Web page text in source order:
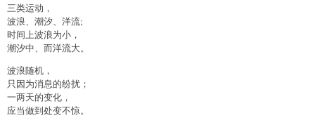
三类运动，
波浪、潮汐、洋流;
时间上波浪为小，
潮汐中、而洋流大。
波浪随机，
只因为消息的纷扰；
一两天的变化，
应当做到处变不惊。